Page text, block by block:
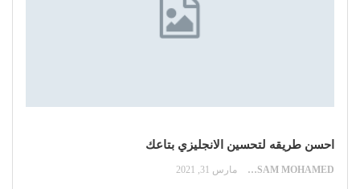
احسن طريقه لتحسين الانجليزي بتاعك
HOSSAM MOHAMED مارس 31, 2021